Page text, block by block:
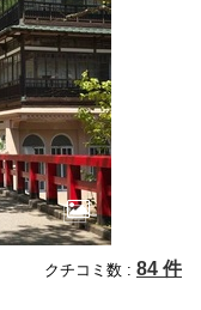
クチコミ数 : 84 件